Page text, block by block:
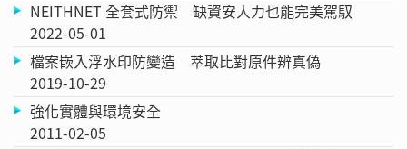
NEITHNET 全套式防禦 缺資安人力也能完美駕馭
2022-05-01
檔案嵌入浮水印防變造 萃取比對原件辨真偽
2019-10-29
強化實體與環境安全
2011-02-05